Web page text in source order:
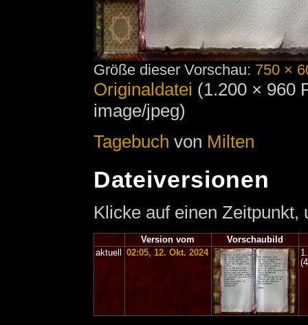
Größe dieser Vorschau: 750 ×
Originaldatei (1.200 × 960
image/jpeg)
Tagebuch von Milten
Dateiversionen
Klicke auf einen
Version vom
Vorschaubild
aktuell
02:05, 12. Okt. 2024